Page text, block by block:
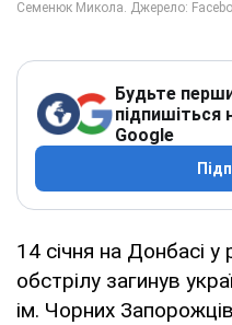
Будьте
підпишіться
Google
14 січня на Донбасі
обстрілу загинув
ім. Чорних